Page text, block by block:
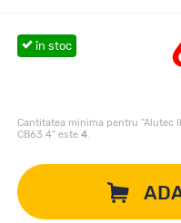
în stoc
Cantitatea minima pentru "Alutec
CB63.4" este 4.